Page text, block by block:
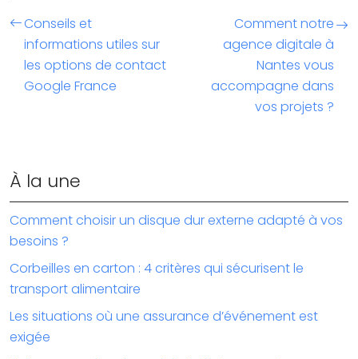
Conseils et
informations utiles sur
les options de contact
Google France
Comment notre
agence digitale à
Nantes vous
accompagne dans
vos projets ?
À la une
Comment choisir un disque dur externe adapté à vos
besoins ?
Corbeilles en carton : 4 critères qui sécurisent le
transport alimentaire
Les situations où une assurance d’événement est
exigée